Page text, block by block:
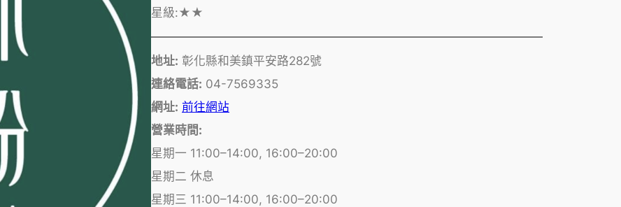
星級:★★
地址: 彰化縣和美鎮平安路282號
連絡電話: 04-7569335
網址: 前往網站
營業時間:
星期一 11:00–14:00, 16:00–20:00
星期二 休息
星期三 11:00–14:00, 16:00–20:00